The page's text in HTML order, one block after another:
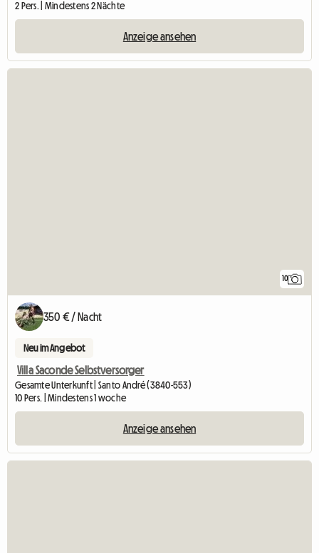
2 Pers. | Mindestens 2 Nächte
Anzeige ansehen
10
350 € / Nacht
Neu im Angebot
Villa Saconde Selbstversorger
Gesamte Unterkunft | Santo André (3840-553)
10 Pers. | Mindestens 1 woche
Anzeige ansehen